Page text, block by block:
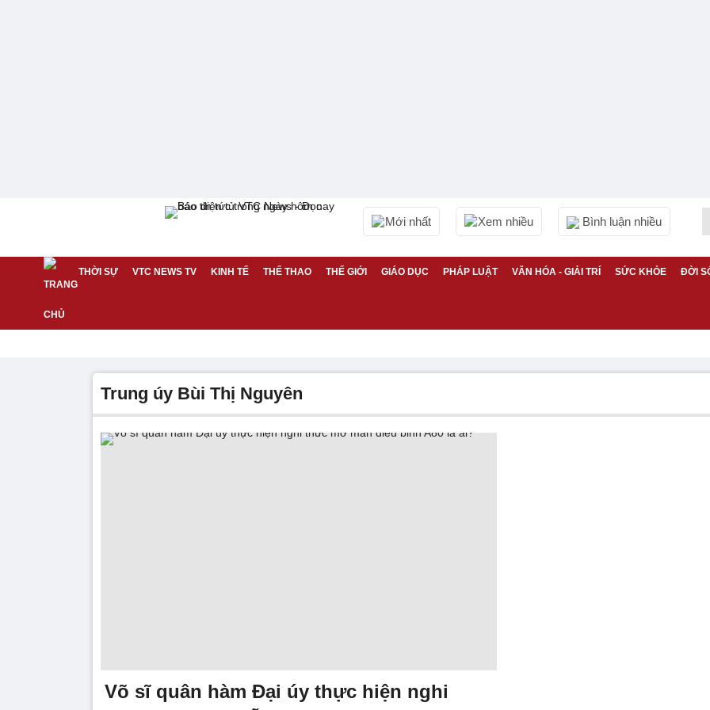
Mới nhất Xem nhiều Bình luận nhiều
THỜI SỰ VTC NEWS TV KINH TẾ THỂ THAO THẾ GIỚI GIÁO DỤC PHÁP LUẬT VĂN HÓA - GIẢI TRÍ SỨC KHỎE ĐỜI
Trung úy Bùi Thị Nguyên
Võ sĩ quân hàm Đại úy thực hiện nghi